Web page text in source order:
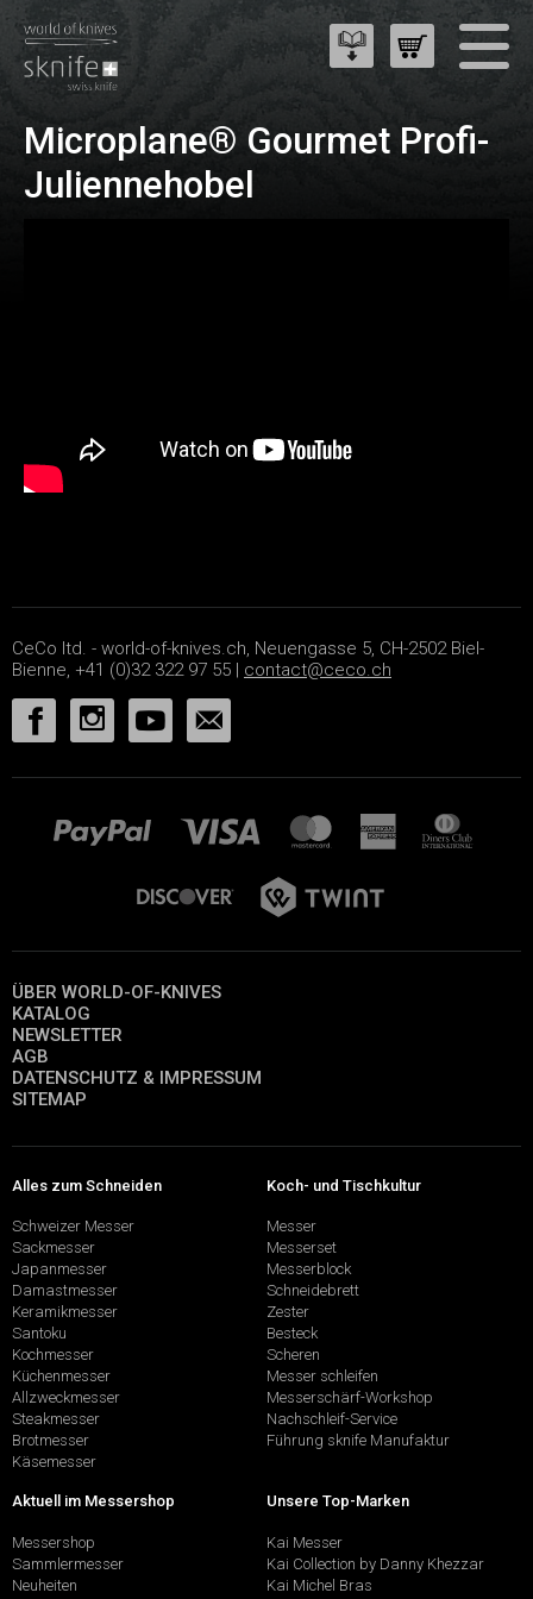
Microplane® Gourmet Profi-
Juliennehobel
CeCo ltd. - world-of-knives.ch, Neuengasse 5, CH-2502 Biel-
Bienne, +41 (0)32 322 97 55 | contact@ceco.ch
ÜBER WORLD-OF-KNIVES
KATALOG
NEWSLETTER
AGB
DATENSCHUTZ & IMPRESSUM
SITEMAP
Alles zum Schneiden
Schweizer Messer
Sackmesser
Japanmesser
Damastmesser
Keramikmesser
Santoku
Kochmesser
Küchenmesser
Allzweckmesser
Steakmesser
Brotmesser
Käsemesser
Koch- und Tischkultur
Messer
Messerset
Messerblock
Schneidebrett
Zester
Besteck
Scheren
Messer schleifen
Messerschärf-Workshop
Nachschleif-Service
Führung sknife Manufaktur
Aktuell im Messershop
Messershop
Sammlermesser
Neuheiten
Unsere Top-Marken
Kai Messer
Kai Collection by Danny Khezzar
Kai Michel Bras